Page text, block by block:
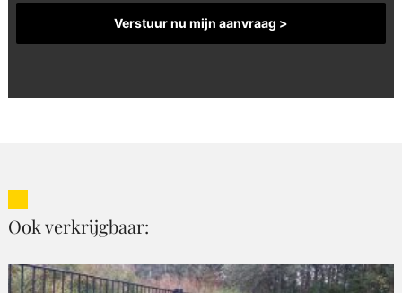
Ook verkrijgbaar: